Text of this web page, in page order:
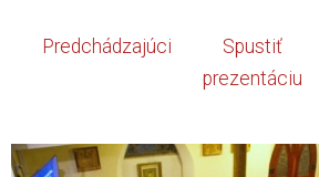
Predchádzajúci
Spustiť
prezentáciu